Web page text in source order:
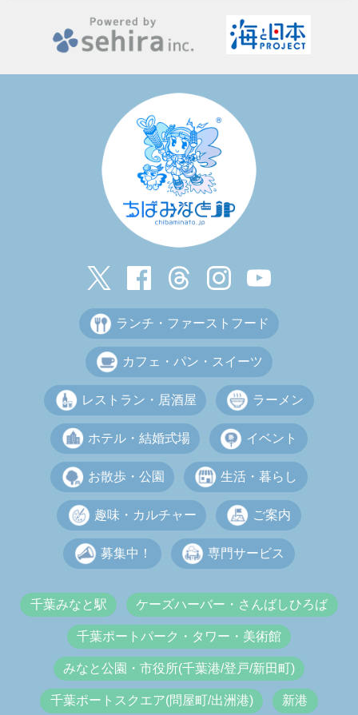
ランチ・ファーストフード
カフェ・パン・スイーツ
レストラン・居酒屋 ラーメン
ホテル・結婚式場 イベント
お散歩・公園 生活・暮らし
趣味・カルチャー ご案内
募集中！ 専門サービス
千葉みなと駅 ケーズハーバー・さんばしひろば
千葉ポートパーク・タワー・美術館
みなと公園・市役所(千葉港/登戸/新田町)
千葉ポートスクエア(問屋町/出洲港) 新港